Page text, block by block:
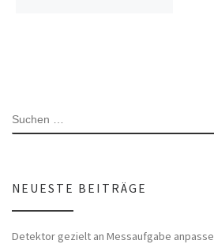
SUCHE
NEUESTE BEITRÄGE
Detektor gezielt an Messaufgabe